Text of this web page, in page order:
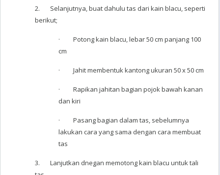
2. Selanjutnya, buat dahulu tas dari kain blacu, seperti
berikut;
· Potong kain blacu, lebar 50 cm panjang 100
cm
· Jahit membentuk kantong ukuran 50 x 50 cm
· Rapikan jahitan bagian pojok bawah kanan
dan kiri
· Pasang bagian dalam tas, sebelumnya
lakukan cara yang sama dengan cara membuat
tas
3. Lanjutkan dnegan memotong kain blacu untuk tali